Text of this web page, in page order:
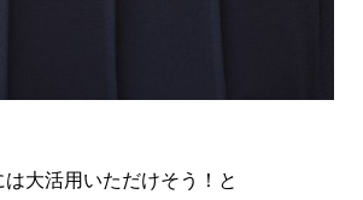
大活用いただけそう！と